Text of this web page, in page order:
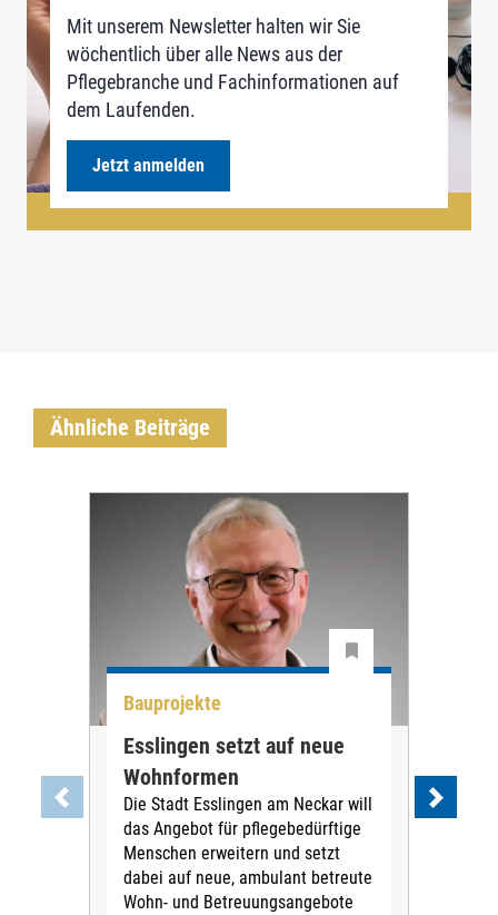
Mit unserem Newsletter halten wir Sie
wöchentlich über alle News aus der
Pflegebranche und Fachinformationen auf
dem Laufenden.
Jetzt anmelden
Ähnliche Beiträge
Bauprojekte
Esslingen setzt auf neue
Wohnformen
Die Stadt Esslingen am Neckar will
das Angebot für pflegebedürftige
Menschen erweitern und setzt
dabei auf neue, ambulant betreute
Wohn- und Betreuungsangebote